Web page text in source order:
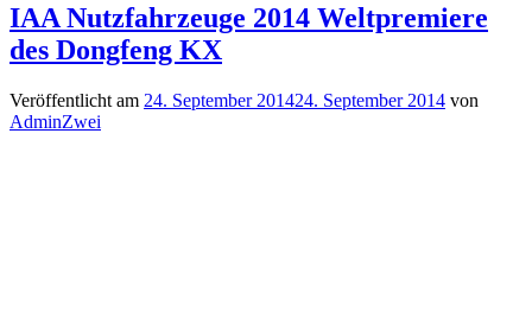
IAA Nutzfahrzeuge 2014 Weltpremiere
des Dongfeng KX
Veröffentlicht am 24. September 201424. September 2014 von
AdminZwei